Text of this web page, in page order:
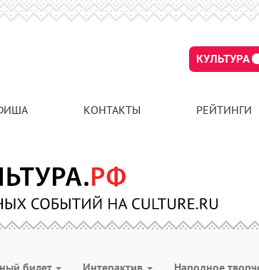
КУЛЬТУРА
КОНТАКТЫ РЕЙТИНГИ
билет Интерактив Народное